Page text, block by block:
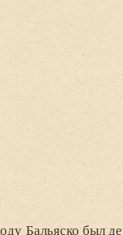
Бальяско был